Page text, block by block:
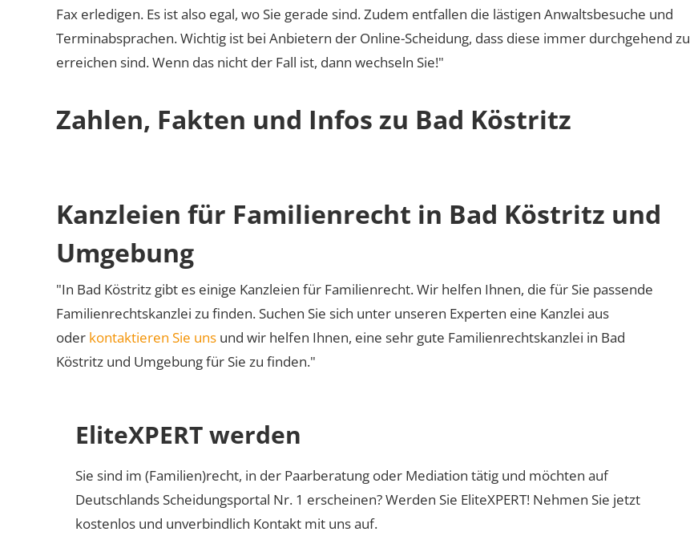
Fax erledigen. Es ist also egal, wo Sie gerade sind. Zudem entfallen die lästigen Anwaltsbesuche und
Terminabsprachen. Wichtig ist bei Anbietern der Online-Scheidung, dass diese immer durchgehend zu
erreichen sind. Wenn das nicht der Fall ist, dann wechseln Sie!"
Zahlen, Fakten und Infos zu Bad Köstritz
Kanzleien für Familienrecht in Bad Köstritz und
Umgebung
"In Bad Köstritz gibt es einige Kanzleien für Familienrecht. Wir helfen Ihnen, die für Sie passende
Familienrechtskanzlei zu finden. Suchen Sie sich unter unseren Experten eine Kanzlei aus
oder kontaktieren Sie uns und wir helfen Ihnen, eine sehr gute Familienrechtskanzlei in Bad
Köstritz und Umgebung für Sie zu finden."
EliteXPERT werden
Sie sind im (Familien)recht, in der Paarberatung oder Mediation tätig und möchten auf
Deutschlands Scheidungsportal Nr. 1 erscheinen? Werden Sie EliteXPERT! Nehmen Sie jetzt
kostenlos und unverbindlich Kontakt mit uns auf.